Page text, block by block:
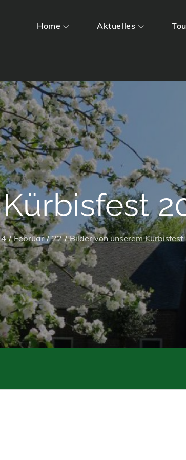
Home Aktuelles
Kürbisfest
Februar 22 Bilder von unserem